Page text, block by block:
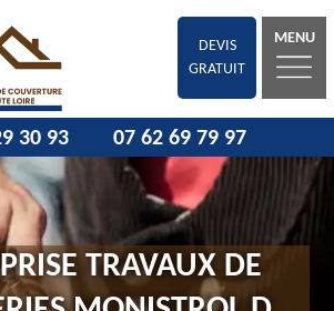
DEVIS
GRATUIT
MENU
30 93 07 62 69 79 97
TRAVAUX DE